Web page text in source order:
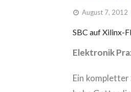
August 7, 2012
SBC auf Xilinx-
Elektronik
Ein